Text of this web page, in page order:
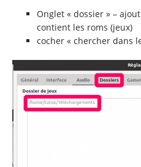
Onglet « dossier » –
contient les roms (jeux)
cocher « chercher dans